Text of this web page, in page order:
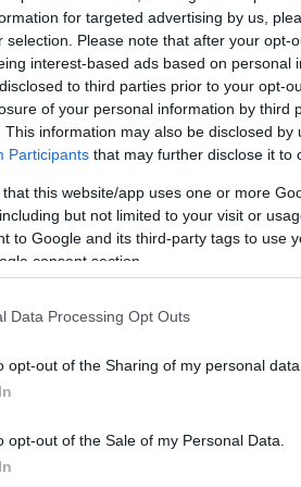
for targeted advertising by us,
selection. Please note that after your opt-
interest-based ads based on personal
to third parties prior to your opt-
of your personal information by third
This information may also be disclosed
Participants that may further disclose it to
that this website/app uses one or more
but not limited to your visit or
to Google and its third-party tags to use
consent section.
Data Processing Opt Outs
opt-out of the Sharing of my personal data.
opt-out of the Sale of my Personal Data.
εδάφη τους ως βάση για
video verified by the New York
from Bahrain toward Iran,
strike on Iran originating
HYCbzyyISi
(@clashreport)March
του Κόλπου το έχουν